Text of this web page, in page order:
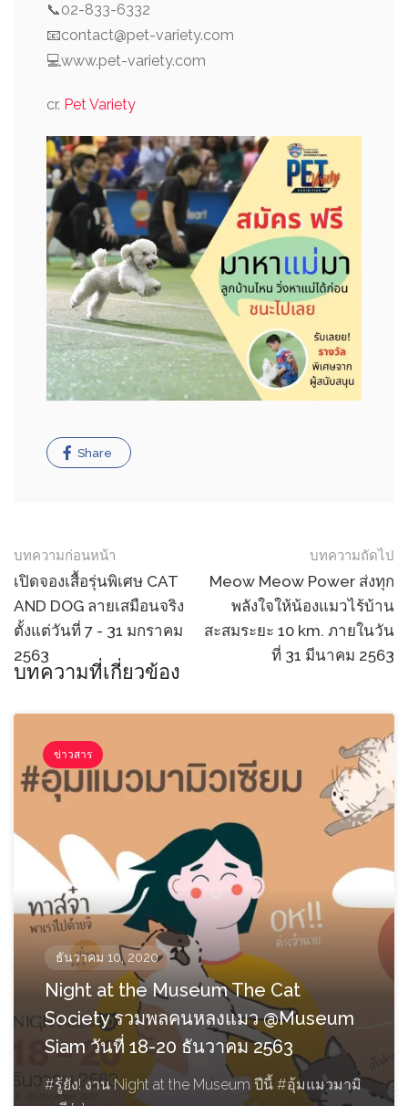
📞02-833-6332
📧contact@pet-variety.com
💻www.pet-variety.com
cr. Pet Variety
Share
Post
navigation
บทความก่อนหน้า
เปิดจองเสื้อรุ่นพิเศษ CAT
AND​ DOG ลายเสมือนจริง
ตั้งแต่​วันที่ 7 -​ 31 มกราคม
2563
บทความถัดไป
Meow Meow Power ส่งทุก
พลังใจให้น้องแมวไร้บ้าน
สะสมระยะ 10 km. ภายในวัน
ที่ 31 มีนาคม 2563
บทความที่เกี่ยวข้อง
ข่าวสาร
ธันวาคม 10, 2020
Night at the Museum The Cat
Society รวมพลคนหลงแมว @Museum
Siam วันที่ 18-20 ธันวาคม 2563
#รู้ยัง! งาน Night at the Museum ปีนี้ #อุ้มแมวมามิ